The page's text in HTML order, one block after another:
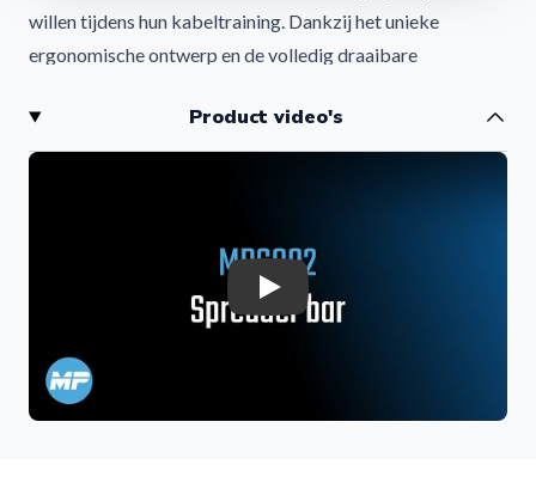
willen tijdens hun kabeltraining. Dankzij het unieke
ergonomische ontwerp en de volledig draaibare
ongeëvenaarde trainingservaring.
Waar traditionele kabelgrepen vaak zorgen voor
aansluit op het lichaam. Hierdoor train je effectiever,
Waarom kiezen voor de Spreader Bar?
Ergonomische peddelgreep
De speciaal ontworpen peddelgreep vermindert spanning
op:
Product video's
Play